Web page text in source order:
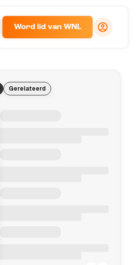
Word lid van WNL
Gerelateerd